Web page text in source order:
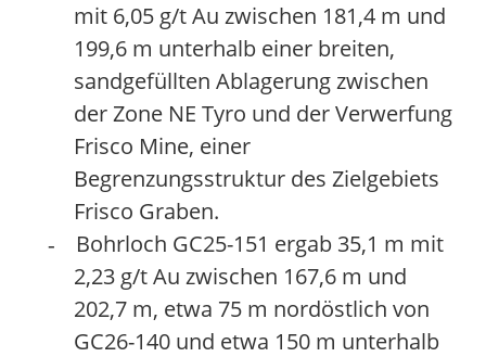
mit 6,05 g/t Au zwischen 181,4 m und
199,6 m unterhalb einer breiten,
sandgefüllten Ablagerung zwischen
der Zone NE Tyro und der Verwerfung
Frisco Mine, einer
Begrenzungsstruktur des Zielgebiets
Frisco Graben.
-
Bohrloch GC25-151 ergab 35,1 m mit
2,23 g/t Au zwischen 167,6 m und
202,7 m, etwa 75 m nordöstlich von
GC26-140 und etwa 150 m unterhalb